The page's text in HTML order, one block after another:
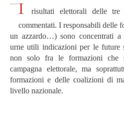
I
risultati elettorali delle tre
commentati. I responsabili delle
un azzardo…) sono concentrati a
urne utili indicazioni per le future
non solo fra le formazioni che
campagna elettorale, ma
formazioni e delle coalizioni di
livello nazionale.